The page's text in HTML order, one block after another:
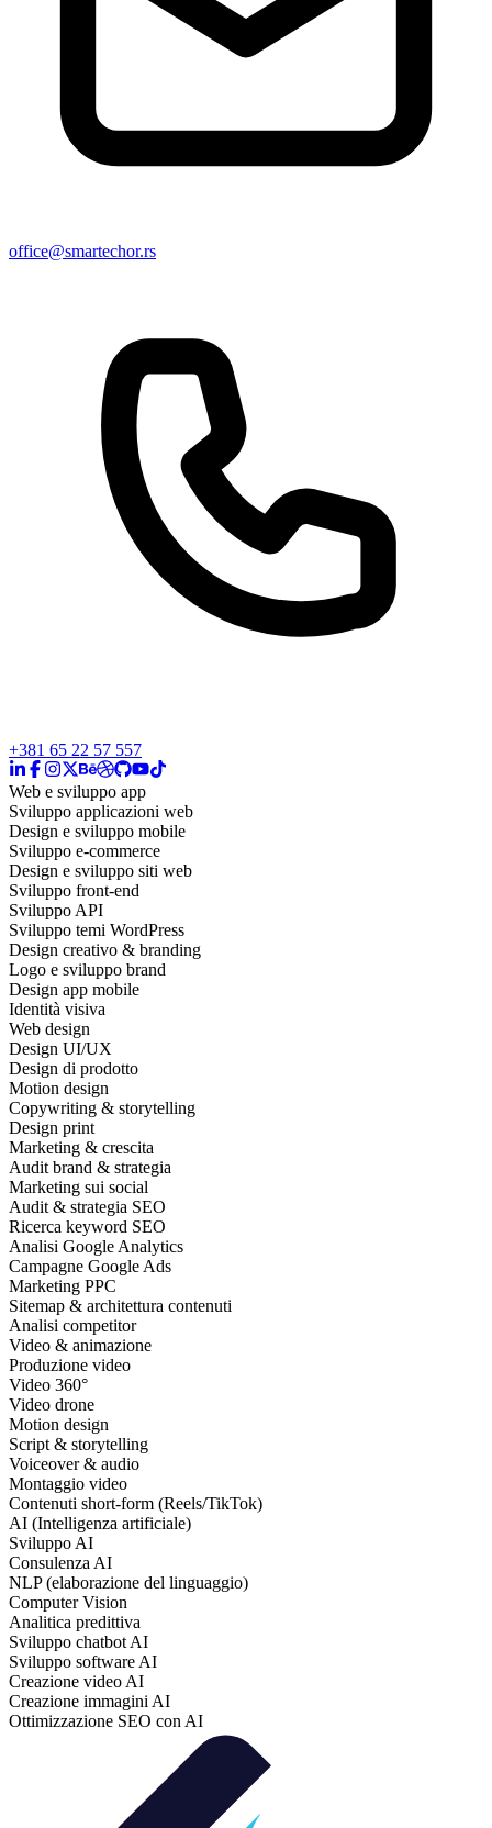
office@smartechor.rs
+381 65 22 57 557
Web e sviluppo app
Sviluppo applicazioni web
Design e sviluppo mobile
Sviluppo e‑commerce
Design e sviluppo siti web
Sviluppo front‑end
Sviluppo API
Sviluppo temi WordPress
Design creativo & branding
Logo e sviluppo brand
Design app mobile
Identità visiva
Web design
Design UI/UX
Design di prodotto
Motion design
Copywriting & storytelling
Design print
Marketing & crescita
Audit brand & strategia
Marketing sui social
Audit & strategia SEO
Ricerca keyword SEO
Analisi Google Analytics
Campagne Google Ads
Marketing PPC
Sitemap & architettura contenuti
Analisi competitor
Video & animazione
Produzione video
Video 360°
Video drone
Motion design
Script & storytelling
Voiceover & audio
Montaggio video
Contenuti short‑form (Reels/TikTok)
AI (Intelligenza artificiale)
Sviluppo AI
Consulenza AI
NLP (elaborazione del linguaggio)
Computer Vision
Analitica predittiva
Sviluppo chatbot AI
Sviluppo software AI
Creazione video AI
Creazione immagini AI
Ottimizzazione SEO con AI